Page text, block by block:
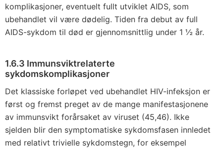
komplikasjoner, eventuelt fullt utviklet AIDS, som
ubehandlet vil være dødelig. Tiden fra debut av full
AIDS-sykdom til død er gjennomsnittlig under 1 ½ år.
1.6.3 Immunsviktrelaterte
sykdomskomplikasjoner
Det klassiske forløpet ved ubehandlet HIV-infeksjon er
først og fremst preget av de mange manifestasjonene
av immunsvikt forårsaket av viruset (45,46). Ikke
sjelden blir den symptomatiske sykdomsfasen innledet
med relativt trivielle sykdomstegn, for eksempel